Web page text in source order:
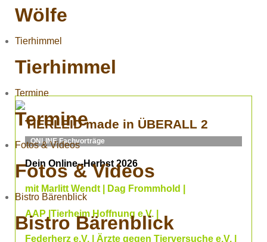
Wölfe
Tierhimmel
Tierhimmel
Termine
Termine
Fotos & Videos
Fotos & Videos
Bistro Bärenblick
Bistro Bärenblick
TIERLEID made in ÜBERALL 2
ONLINE Fachvorträge
Dein Online--Herbst 2026
mit Marlitt Wendt | Dag Frommhold |
AAP |Tierheim Hoffnung e.V. |
Federherz e.V. | Ärzte gegen Tierversuche e.V. |